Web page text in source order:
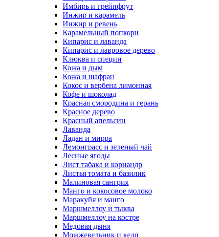
Имбирь и грейпфрут
Инжир и карамель
Инжир и ревень
Карамельный попкорн
Кипарис и лаванда
Кипарис и лавровое дерево
Клюква и специи
Кожа и дым
Кожа и шафран
Кокос и вербена лимонная
Кофе и шоколад
Красная смородина и герань
Красное дерево
Красный апельсин
Лаванда
Ладан и мирра
Лемонграсс и зеленый чай
Лесные ягоды
Лист табака и кориандр
Листья томата и базилик
Малиновая сангрия
Манго и кокосовое молоко
Маракуйя и манго
Маршмеллоу и тыква
Маршмеллоу на костре
Медовая дыня
Можжевельник и кедр